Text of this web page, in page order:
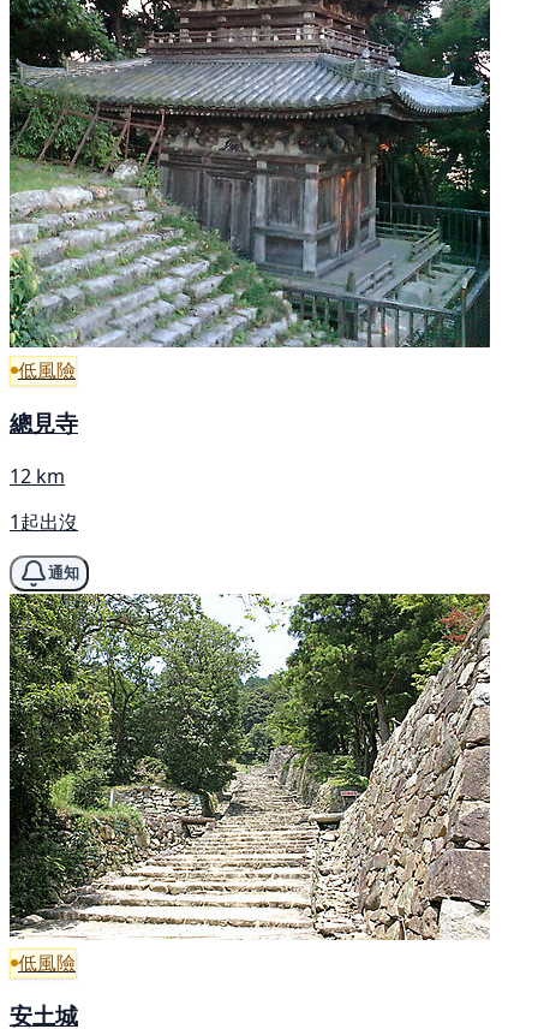
低風險
總見寺
12 km
1起出沒
通知
低風險
安土城